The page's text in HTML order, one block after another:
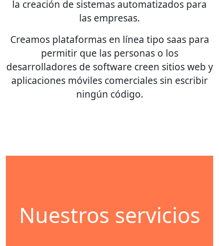
la creación de sistemas automatizados para
las empresas.
Creamos plataformas en línea tipo saas para
permitir que las personas o los
desarrolladores de software creen sitios web y
aplicaciones móviles comerciales sin escribir
ningún código.
Nuestros servicios